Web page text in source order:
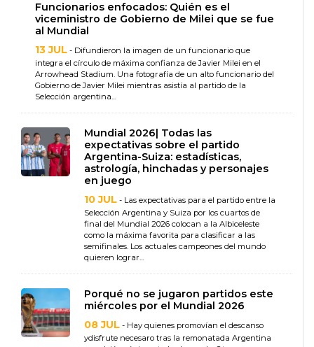
Funcionarios enfocados: Quién es el
viceministro de Gobierno de Milei que se fue
al Mundial
13 JUL - Difundieron la imagen de un funcionario que
integra el círculo de máxima confianza de Javier Milei en el
Arrowhead Stadium. Una fotografía de un alto funcionario del
Gobierno de Javier Milei mientras asistía al partido de la
Selección argentina...
Mundial 2026| Todas las
expectativas sobre el partido
Argentina-Suiza: estadísticas,
astrología, hinchadas y personajes
en juego
10 JUL - Las expectativas para el partido entre la
Selección Argentina y Suiza por los cuartos de
final del Mundial 2026 colocan a la Albiceleste
como la máxima favorita para clasificar a las
semifinales. Los actuales campeones del mundo
quieren lograr...
Porqué no se jugaron partidos este
miércoles por el Mundial 2026
08 JUL - Hay quienes promovían el descanso
ydisfrute necesaro tras la remonatada Argentina